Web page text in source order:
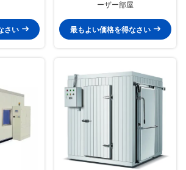
さい
ーザー部屋
最もよい価格を得なさい